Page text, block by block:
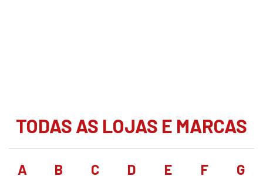
TODAS AS LOJAS E MARCAS
A B C D E F G